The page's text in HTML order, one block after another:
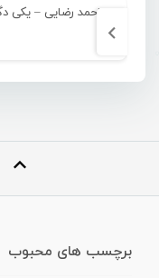
احمد رضایی – یکی
برچسب های محبوب